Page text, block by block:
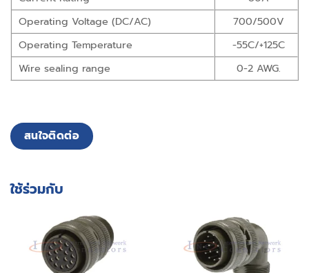
Operating Voltage (DC/AC)
700/500V
Operating Temperature
-55C/+125C
Wire sealing range
0-2 AWG.
สนใจติดต่อ
ใช้ร่วมกับ